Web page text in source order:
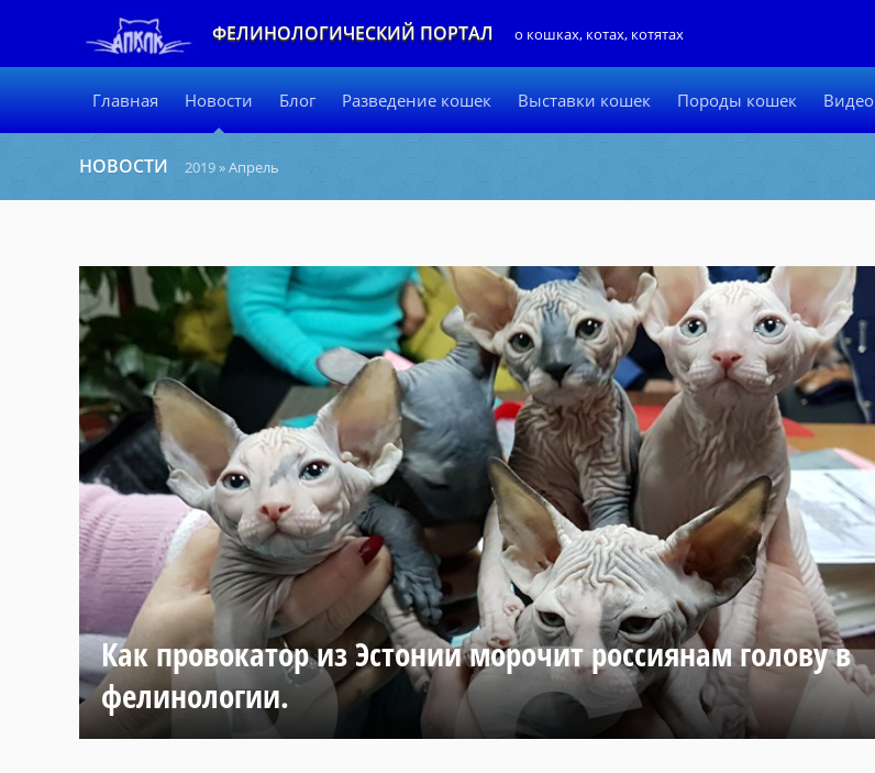
ФЕЛИНОЛОГИЧЕСКИЙ ПОРТАЛ о кошках, котах, котятах
Главная Новости Блог Разведение кошек Выставки кошек Породы кошек Видео
НОВОСТИ 2019»Апрель
Как провокатор из Эстонии морочит россиянам голову в
фелинологии.